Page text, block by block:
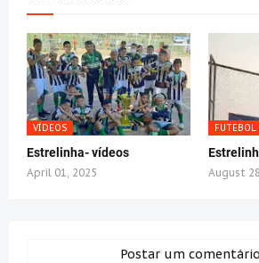
VÍDEOS
Estrelinha- vídeos
April 01, 2025 August
Postar um